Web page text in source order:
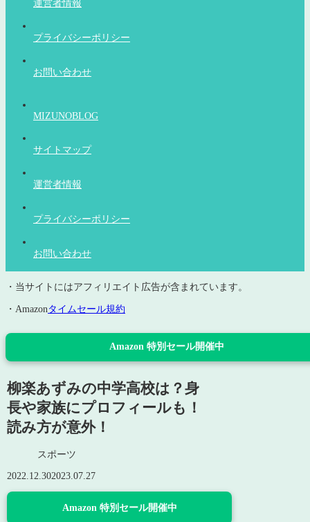
運営者情報
プライバシーポリシー
お問い合わせ
MIZUNOBLOG
サイトマップ
運営者情報
プライバシーポリシー
お問い合わせ
・当サイトにはアフィリエイト広告が含まれています。
・Amazonタイムセール規約
Amazon 特別セール開催中
柳楽あずみの中学高校は？身
長や家族にプロフィールも！
読み方が意外！
スポーツ
2022.12.302023.07.27
Amazon 特別セール開催中